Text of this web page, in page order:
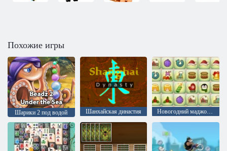
Похожие игры
Шарики 2 под водой Шанхайская династия Новогодний маджонг: соедини пары